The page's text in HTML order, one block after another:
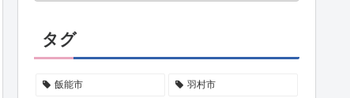
タグ
飯能市 羽村市